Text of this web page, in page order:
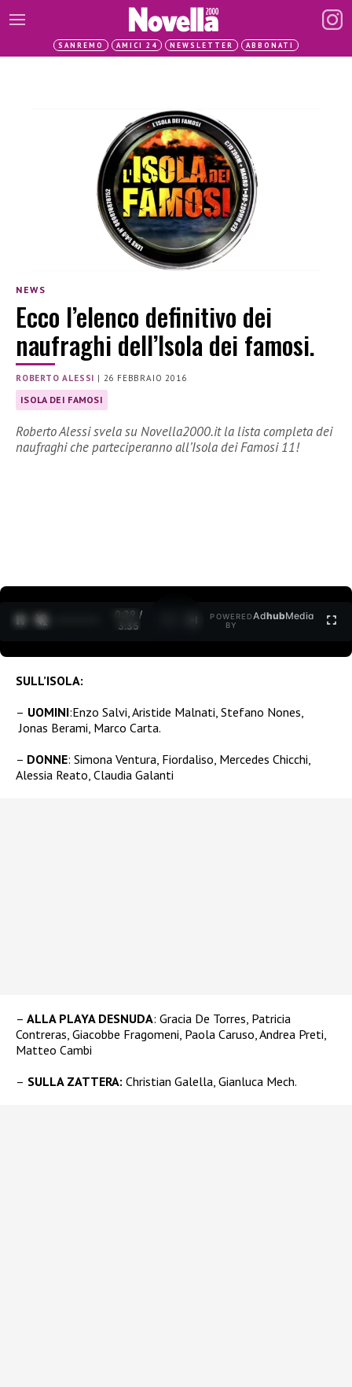
SANREMO AMICI 24 NEWSLETTER ABBONATI
NEWS
Ecco l’elenco definitivo dei
naufraghi dell’Isola dei famosi.
ROBERTO ALESSI | 26 FEBBRAIO 2016
ISOLA DEI FAMOSI
Roberto Alessi svela su Novella2000.it la lista completa dei
naufraghi che parteciperanno all’Isola dei Famosi 11!
0:30 /
3:35
POWERED
BY
AdhubMedia
SULL’ISOLA:
– UOMINI:Enzo Salvi, Aristide Malnati, Stefano Nones,
Jonas Berami, Marco Carta.
– DONNE: Simona Ventura, Fiordaliso, Mercedes Chicchi,
Alessia Reato, Claudia Galanti
– ALLA PLAYA DESNUDA: Gracia De Torres, Patricia
Contreras, Giacobbe Fragomeni, Paola Caruso, Andrea Preti,
Matteo Cambi
– SULLA ZATTERA: Christian Galella, Gianluca Mech.